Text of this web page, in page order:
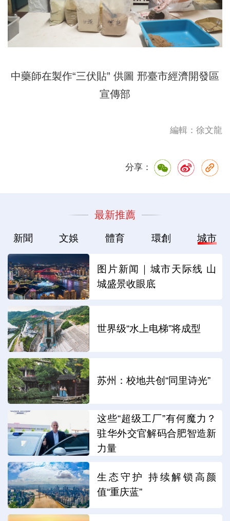
中藥師在製作“三伏貼” 供圖 邢臺市經濟開發區
宣傳部
編輯：徐文龍
分享：
最新推薦
新聞 文娛 體育 環創 城市
图片新闻｜城市天际线 山
城盛景收眼底
世界级“水上电梯”将成型
苏州：校地共创“同里诗光”
这些“超级工厂”有何魔力？
驻华外交官解码合肥智造新
力量
生态守护 持续解锁高颜
值“重庆蓝”